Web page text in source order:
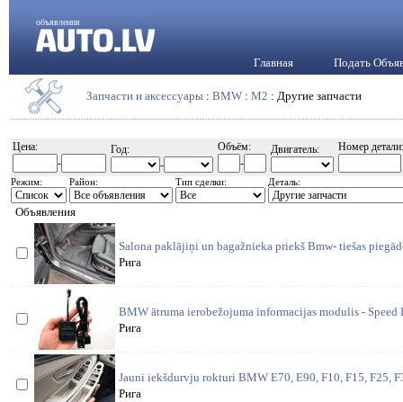
объявления
Главная Подать
Запчасти и аксессуары : BMW : M2 : Другие запчасти
Цена:
-
Год:
-
Объём:
-
Двигатель: Номер детали:
Режим: Район: Тип сделки: Деталь:
Объявления
Salona paklājiņi un bagažniekа priekš Bmw- tiešas
Рига
BMW ātruma ierobežojuma informacijas modulis -
Рига
Jauni iekšdurvju rokturi BMW E70, E90, F10, F15, F25,
Рига